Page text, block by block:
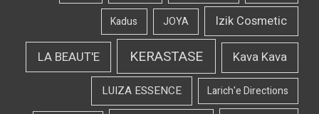
Izik Cosmetic
JOYA
Kadus
Kava Kava
KERASTASE
LA BEAUT'E
Larich'e Directions
LUIZA ESSENCE